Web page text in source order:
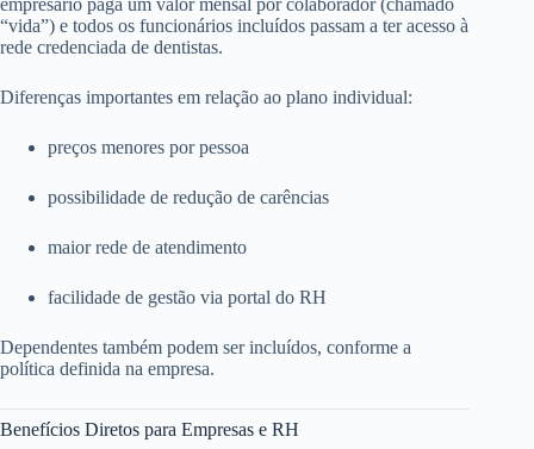
“vida”) e todos os funcionários incluídos passam a ter acesso à
rede credenciada de dentistas.
Diferenças importantes em relação ao plano individual:
preços menores por pessoa
possibilidade de redução de carências
maior rede de atendimento
facilidade de gestão via portal do RH
Dependentes também podem ser incluídos, conforme a
política definida na empresa.
Benefícios Diretos para Empresas e RH